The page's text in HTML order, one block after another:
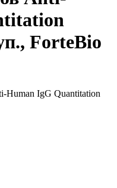
ForteBio